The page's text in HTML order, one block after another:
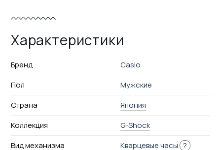
Характеристики
Бренд
Casio
Пол
Мужские
Страна
Япония
Коллекция
G-Shock
Вид механизма
Кварцевые часы ?